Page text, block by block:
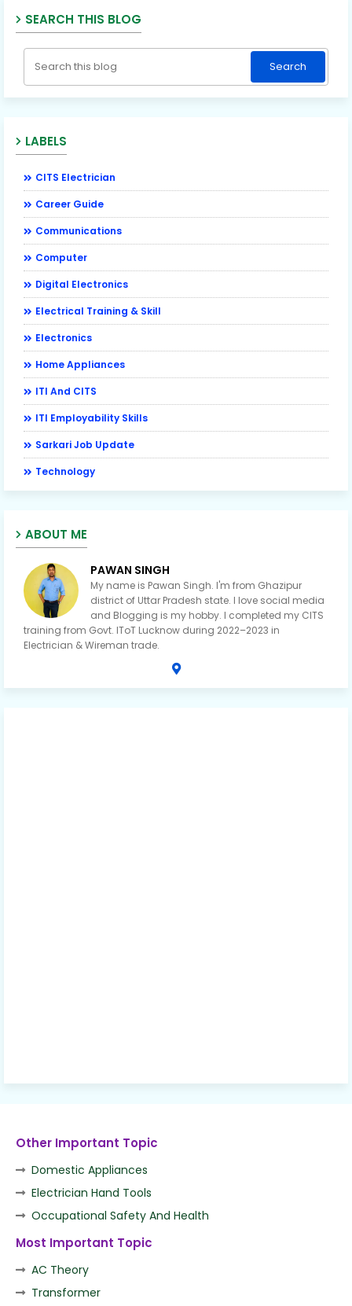
SEARCH THIS BLOG
LABELS
CITS Electrician
Career Guide
Communications
Computer
Digital Electronics
Electrical Training & Skill
Electronics
Home Appliances
ITI And CITS
ITI Employability Skills
Sarkari Job Update
Technology
ABOUT ME
PAWAN SINGH
My name is Pawan Singh. I'm from Ghazipur
district of Uttar Pradesh state. I love social media
and Blogging is my hobby. I completed my CITS
training from Govt. IToT Lucknow during 2022–2023 in
Electrician & Wireman trade.
Other Important Topic
Domestic Appliances
Electrician Hand Tools
Occupational Safety And Health
Most Important Topic
AC Theory
Transformer